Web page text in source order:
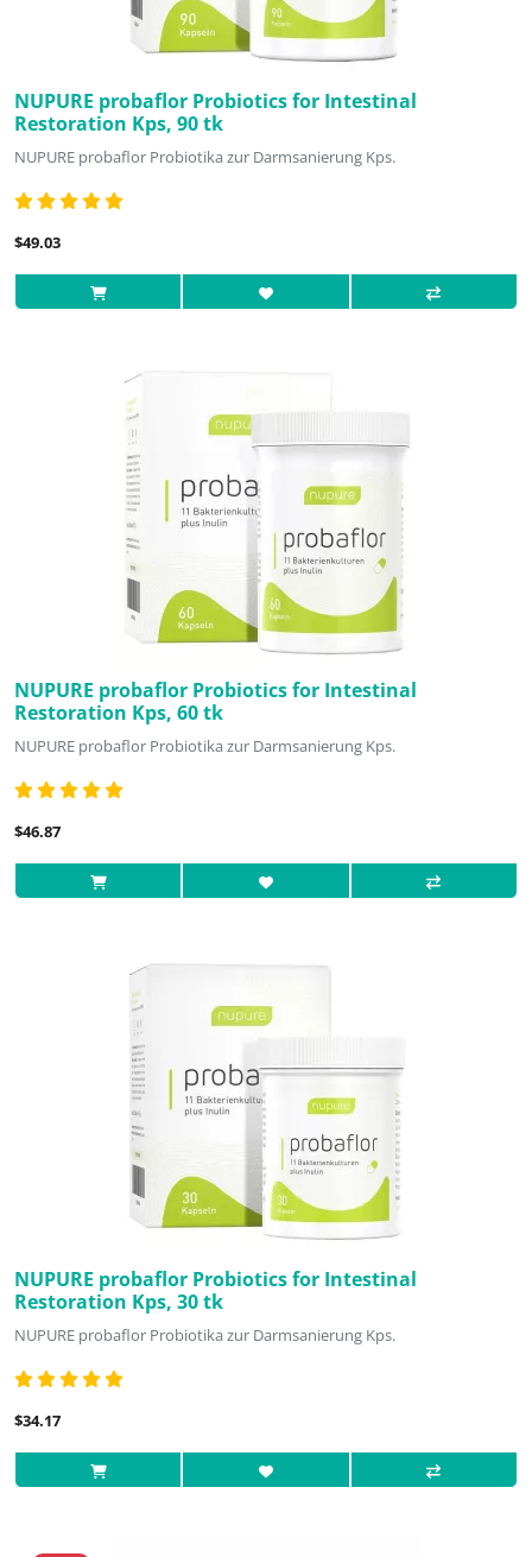
NUPURE probaflor Probiotics for Intestinal
Restoration Kps, 90 tk
NUPURE probaflor Probiotika zur Darmsanierung Kps.
$49.03
NUPURE probaflor Probiotics for Intestinal
Restoration Kps, 60 tk
NUPURE probaflor Probiotika zur Darmsanierung Kps.
$46.87
NUPURE probaflor Probiotics for Intestinal
Restoration Kps, 30 tk
NUPURE probaflor Probiotika zur Darmsanierung Kps.
$34.17